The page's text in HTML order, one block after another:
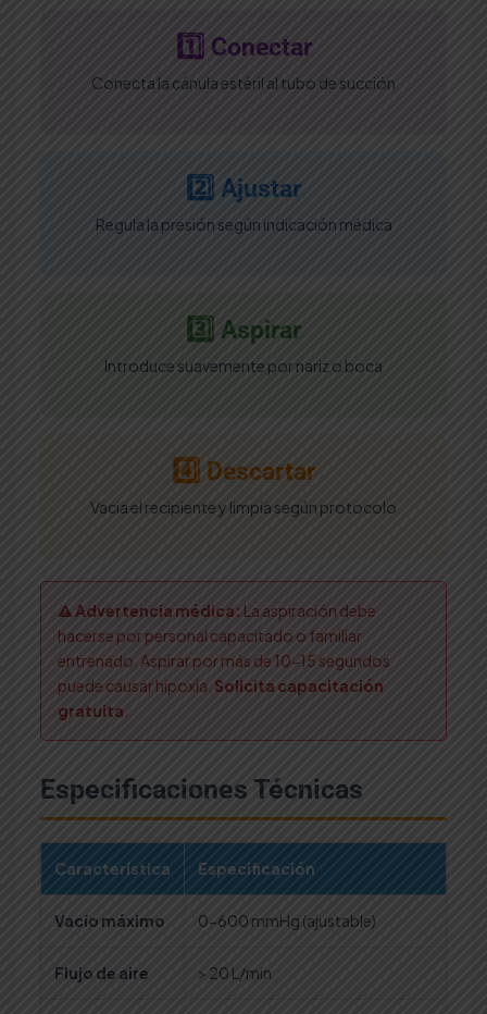
1️⃣ Conectar
Conecta la cánula estéril al tubo de succión
2️⃣ Ajustar
Regula la presión según indicación médica
3️⃣ Aspirar
Introduce suavemente por nariz o boca
4️⃣ Descartar
Vacia el recipiente y limpia según protocolo
⚠️ Advertencia médica: La aspiración debe
hacerse por personal capacitado o familiar
entrenado. Aspirar por más de 10-15 segundos
puede causar hipoxia. Solicita capacitación
gratuita
Especificaciones Técnicas
Característica Especificación
Vacío máximo 0-600 mmHg (ajustable)
Flujo de aire > 20 L/min